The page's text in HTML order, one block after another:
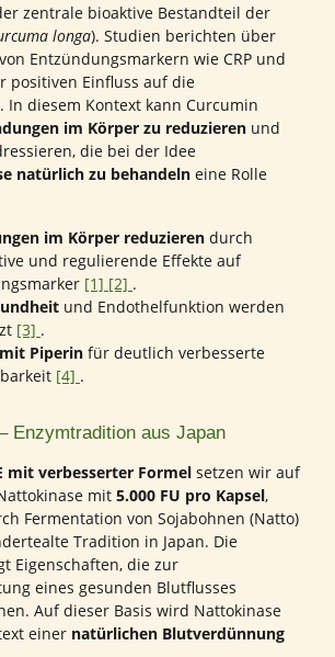
zentrale bioaktive Bestandteil der
longa). Studien berichten über
Entzündungsmarkern wie CRP und
positiven Einfluss auf die
In diesem Kontext kann Curcumin
im Körper zu reduzieren und
die bei der Idee
natürlich zu behandeln eine Rolle
im Körper reduzieren durch
und regulierende Effekte auf
[1] [2] .
und Endothelfunktion werden
[3] .
Piperin für deutlich verbesserte
[4] .
Enzymtradition aus Japan
mit verbesserter Formel setzen wir auf
mit 5.000 FU pro Kapsel,
Fermentation von Sojabohnen (Natto)
Tradition in Japan. Die
Eigenschaften, die zur
eines gesunden Blutflusses
Auf dieser Basis wird Nattokinase
einer natürlichen Blutverdünnung